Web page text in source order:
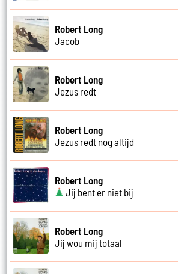
Robert Long
Jacob
Robert Long
Jezus redt
Robert Long
Jezus redt nog altijd
Robert Long
Jij bent er niet bij
Robert Long
Jij wou mij totaal